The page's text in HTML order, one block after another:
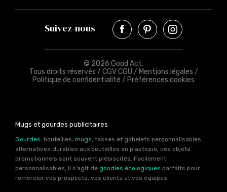
Suivez-nous
© 2026 Good Act.
Tous droits réservés / CGV CGU / Mentions légales /
Politique de confidentialité / Préférences cookies
Mugs et gourdes publicitaires
Gourdes, bouteilles, mugs, tasses et gobelets personnalisables :
alternatives durables aux bouteilles en plastique, ces objets
promotionnels sont souvent plébiscités. Facilement
personnalisables, il s’agit de goodies écologiques parfaits pour
remercier vos prospects, vos clients et vos équipes.